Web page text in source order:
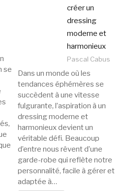
se
créer un
dressing
moderne et
harmonieux
Pascal Cabus
Dans un monde où les
tendances éphémères se
succèdent à une vitesse
fulgurante, l’aspiration à un
dressing moderne et
harmonieux devient un
véritable défi. Beaucoup
d’entre nous rêvent d’une
garde-robe qui reflète notre
personnalité, facile à gérer et
adaptée à…